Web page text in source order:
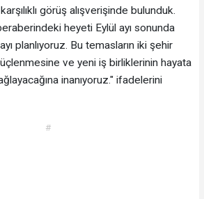
görüş alışverişinde bulunduk.
heyeti Eylül ayı sonunda
planlıyoruz. Bu temasların iki şehir
ve yeni iş birliklerinin hayata
inanıyoruz." ifadelerini
#